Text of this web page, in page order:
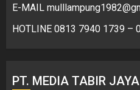
E-MAIL
HOTLINE 0813 7940 1739 –
PT. MEDIA TABIR JAYA